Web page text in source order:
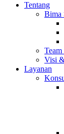
Tentang
Bima
Visi
Layanan